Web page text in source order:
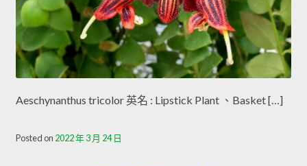
Aeschynanthus tricolor 英名 : Lipstick Plant 、Basket […]
Posted on 2022 年 3 月 24 日